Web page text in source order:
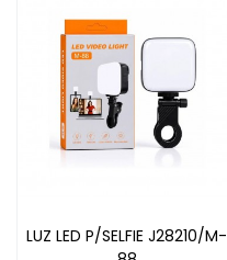
LUZ LED P/SELFIE J28210/M-